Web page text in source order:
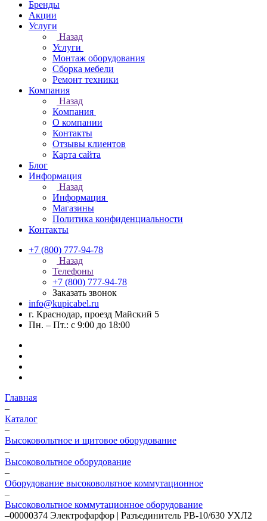
Бренды
Акции
Услуги
Назад
Услуги
Монтаж оборудования
Сборка мебели
Ремонт техники
Компания
Назад
Компания
О компании
Контакты
Отзывы клиентов
Карта сайта
Блог
Информация
Назад
Информация
Магазины
Политика конфиденциальности
Контакты
+7 (800) 777-94-78
Назад
Телефоны
+7 (800) 777-94-78
Заказать звонок
info@kupicabel.ru
г. Краснодар, проезд Майский 5
Пн. – Пт.: с 9:00 до 18:00
Главная
–
Каталог
–
Высоковольтное и щитовое оборудование
–
Высоковольтное оборудование
–
Оборудование высоковольтное коммутационное
–
Высоковольтное коммутационное оборудование
–00000374 Электрофарфор | Разъединитель РВ-10/630 УХЛ2